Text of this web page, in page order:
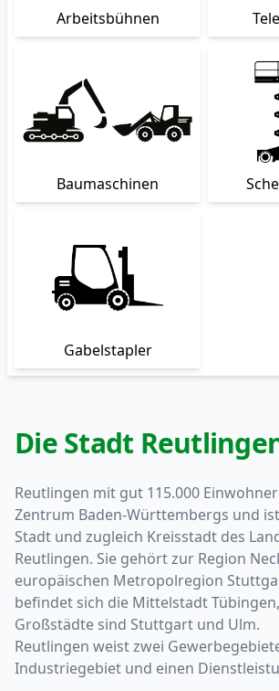
Arbeitsbühnen
Baumaschinen
Gabelstapler
Die Stadt
Reutlingen mit gut 115.000
Zentrum Baden-Württembergs und
Stadt und zugleich Kreisstadt des
Reutlingen. Sie gehört zur Region
europäischen Metropolregion
befindet sich die Mittelstadt
Großstädte sind Stuttgart und Ulm.
Reutlingen weist zwei
Industriegebiet und einen